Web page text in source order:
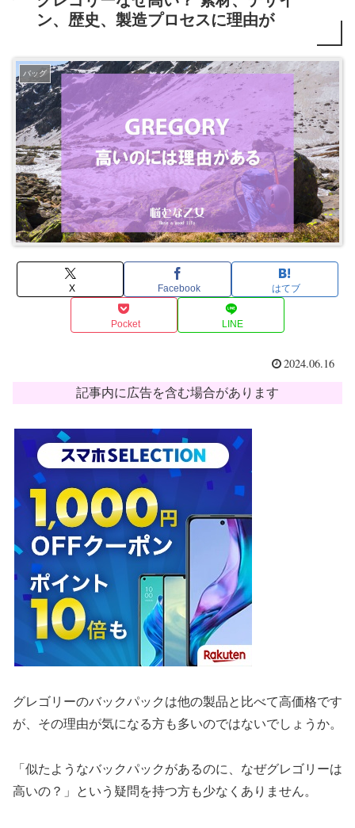
ン、歴史、製造プロセスに理由が
バッグ
X Facebook はてブ
Pocket LINE
2024.06.16
記事内に広告を含む場合があります
グレゴリーのバックパックは他の製品と比べて高価格です
が、その理由が気になる方も多いのではないでしょうか。
「似たようなバックパックがあるのに、なぜグレゴリーは
高いの？」という疑問を持つ方も少なくありません。